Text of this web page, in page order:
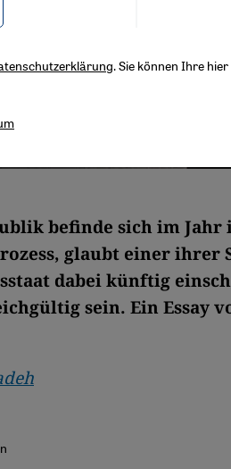
befinde sich im Jahr
glaubt einer ihrer
dabei künftig
sein. Ein Essay
. Sie können Ihre